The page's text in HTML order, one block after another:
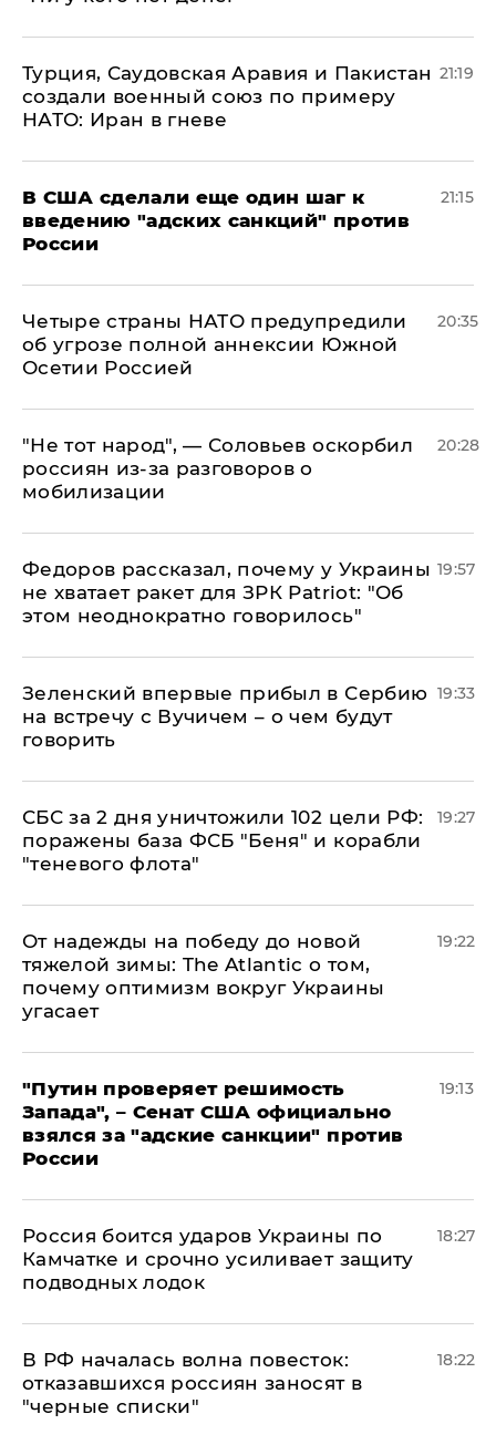
Турция, Саудовская Аравия и Пакистан
создали военный союз по примеру
НАТО: Иран в гневе
21:19
В США сделали еще один шаг к
введению "адских санкций" против
России
21:15
Четыре страны НАТО предупредили
об угрозе полной аннексии Южной
Осетии Россией
20:35
​"Не тот народ", — Соловьев оскорбил
россиян из-за разговоров о
мобилизации
20:28
Федоров рассказал, почему у Украины
не хватает ракет для ЗРК Patriot: "Об
этом неоднократно говорилось"
19:57
Зеленский впервые прибыл в Сербию
на встречу с Вучичем – о чем будут
говорить
19:33
СБС за 2 дня уничтожили 102 цели РФ:
поражены база ФСБ "Беня" и корабли
"теневого флота"
19:27
От надежды на победу до новой
тяжелой зимы: The Atlantic о том,
почему оптимизм вокруг Украины
угасает
19:22
"Путин проверяет решимость
Запада", – Сенат США официально
взялся за "адские санкции" против
России
19:13
Россия боится ударов Украины по
Камчатке и срочно усиливает защиту
подводных лодок
18:27
​В РФ началась волна повесток:
отказавшихся россиян заносят в
"черные списки"
18:22